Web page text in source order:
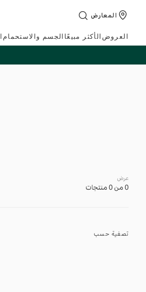
تخطي
المحتوى
المعارض
العروض الأكثر مبيعًا الجسم والاستحمام
عرض
0 من 0 منتجات
تصفية حسب